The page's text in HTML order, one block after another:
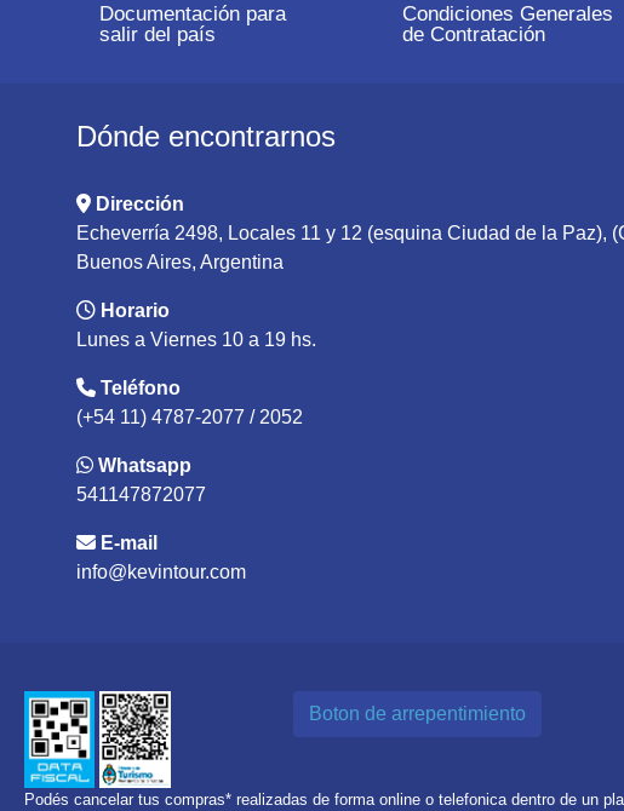
Documentación para
salir del país
Condiciones Generales
de Contratación
Dónde encontrarnos
Dirección
Echeverría 2498, Locales 11 y 12 (esquina Ciudad de la Paz),
Buenos Aires, Argentina
Horario
Lunes a Viernes 10 a 19 hs.
Teléfono
(+54 11) 4787-2077 / 2052
Whatsapp
541147872077
E-mail
info@kevintour.com
Boton de arrepentimiento
Podés cancelar tus compras* realizadas de forma online o telefonica dentro de un